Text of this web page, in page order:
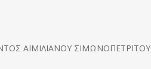
ΑΙΜΙΛΙΑΝΟΥ ΣΙΜΩΝΟΠΕΤΡΙΤΟΥ